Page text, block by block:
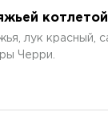
котлетой
лук красный,
Черри.